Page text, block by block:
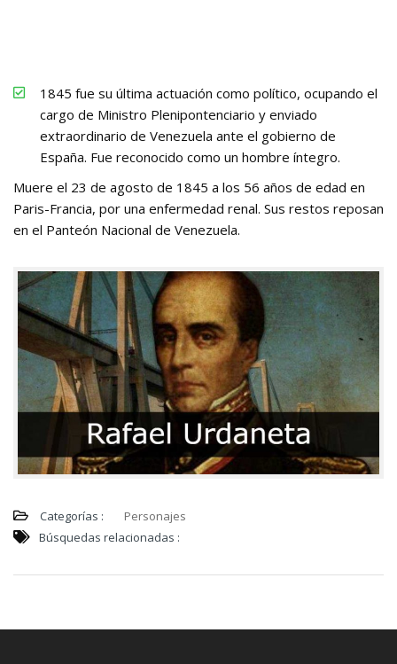
1845 fue su última actuación como político, ocupando el
cargo de Ministro Plenipontenciario y enviado
extraordinario de Venezuela ante el gobierno de
España. Fue reconocido como un hombre íntegro.
Muere el 23 de agosto de 1845 a los 56 años de edad en
Paris-Francia, por una enfermedad renal. Sus restos reposan
en el Panteón Nacional de Venezuela.
Categorías :
Personajes
Búsquedas relacionadas :